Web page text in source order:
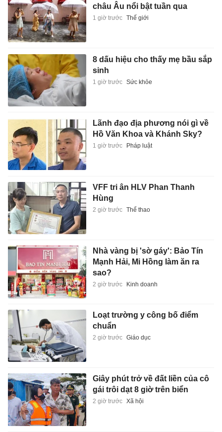
châu Âu nổi bật tuần qua
1 giờ trước Thế giới
8 dấu hiệu cho thấy mẹ bầu sắp
sinh
1 giờ trước Sức khỏe
Lãnh đạo địa phương nói gì về
Hồ Văn Khoa và Khánh Sky?
1 giờ trước Pháp luật
VFF tri ân HLV Phan Thanh
Hùng
2 giờ trước Thể thao
Nhà vàng bị 'sờ gáy': Bảo Tín
Mạnh Hải, Mi Hồng làm ăn ra
sao?
2 giờ trước Kinh doanh
Loạt trường y công bố điểm
chuẩn
2 giờ trước Giáo dục
Giây phút trở về đất liền của cô
gái trôi dạt 8 giờ trên biển
2 giờ trước Xã hội